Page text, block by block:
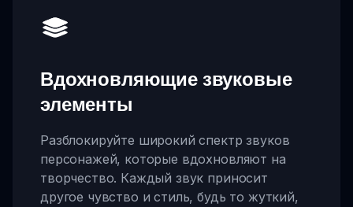
Вдохновляющие звуковые
элементы
Разблокируйте широкий спектр звуков
персонажей, которые вдохновляют на
творчество. Каждый звук приносит
другое чувство и стиль, будь то жуткий,